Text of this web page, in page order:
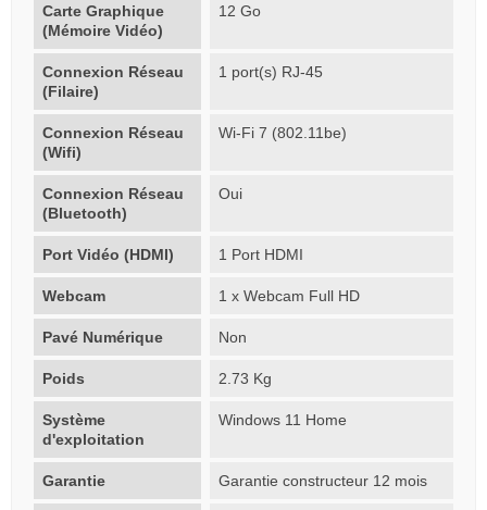
Carte Graphique
(Mémoire Vidéo)
12 Go
Connexion Réseau
(Filaire)
1 port(s) RJ-45
Connexion Réseau
(Wifi)
Wi-Fi 7 (802.11be)
Connexion Réseau
(Bluetooth)
Oui
Port Vidéo (HDMI) 1 Port HDMI
Webcam 1 x Webcam Full HD
Pavé Numérique Non
Poids 2.73 Kg
Système
d'exploitation
Windows 11 Home
Garantie Garantie constructeur 12 mois